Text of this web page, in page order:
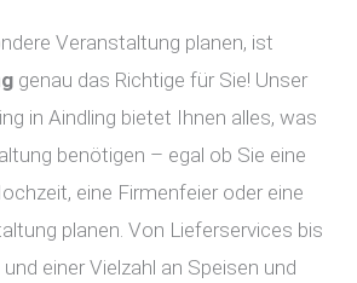
Veranstaltung planen, ist
genau das Richtige für Sie! Unser
in Aindling bietet Ihnen alles, was
benötigen – egal ob Sie eine
eine Firmenfeier oder eine
planen. Von Lieferservices bis
einer Vielzahl an Speisen und